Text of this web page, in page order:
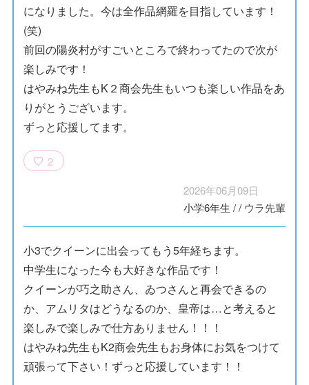
になりました。今は全作品網羅を目指しています！
(笑)
前回の陽炎村がすごいところで終わってたので次が
楽しみです！
はやみね先生もK２商会先生もいつも楽しい作品をあ
りがとうございます。
ずっと応援してます。
2
2026年06月09日
小学6年生 // ウラ先輩
小3でクイーンに出会ってもう5年経ちます。
中学生になった今も大好きな作品です！
クイーンが巧之助さん、ゐつさんと再会できるの
か、アムリタはどうなるのか、皇帝は…と考えると
楽しみで楽しみで仕方ありません！！！
はやみね先生もK2商会先生もお身体にお気をつけて
頑張って下さい！ずっと応援しています！！